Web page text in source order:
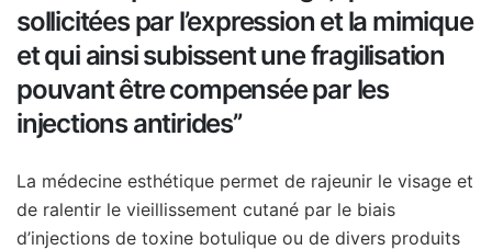
sollicitées par l’expression et la mimique
et qui ainsi subissent une fragilisation
pouvant être compensée par les
injections antirides’’
La médecine esthétique permet de rajeunir le visage et
de ralentir le vieillissement cutané par le biais
d’injections de toxine botulique ou de divers produits